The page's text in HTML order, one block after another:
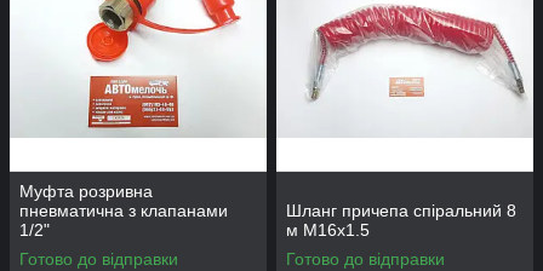
Муфта розривна
пневматична з клапанами
1/2"
Готово до відправки
Шланг причепа спіральний 8
м М16x1.5
Готово до відправки